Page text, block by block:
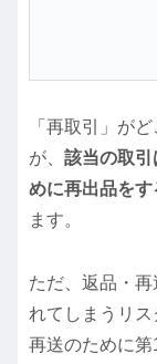
「再取引」が
が、 該当の取
めに再出品を
ます。
ただ、返品・
れてしまうリ
再送のために第